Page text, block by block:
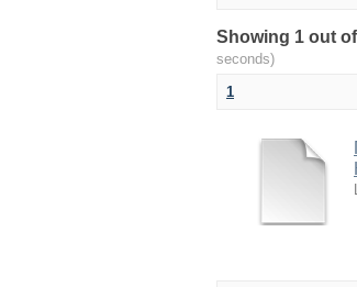
Showing 1 out
seconds)
1